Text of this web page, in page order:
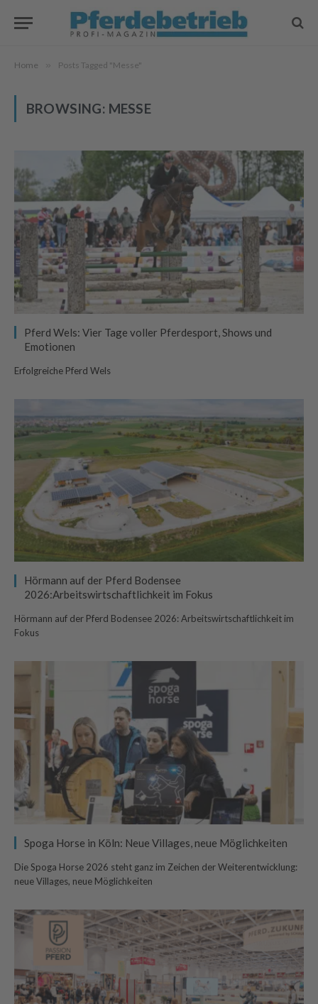
Home » Posts Tagged "Messe"
BROWSING: MESSE
Pferd Wels: Vier Tage voller Pferdesport, Shows und
Emotionen
Erfolgreiche Pferd Wels
Hörmann auf der Pferd Bodensee
2026:Arbeitswirtschaftlichkeit im Fokus
Hörmann auf der Pferd Bodensee 2026: Arbeitswirtschaftlichkeit im
Fokus
Spoga Horse in Köln: Neue Villages, neue Möglichkeiten
Die Spoga Horse 2026 steht ganz im Zeichen der Weiterentwicklung:
neue Villages, neue Möglichkeiten